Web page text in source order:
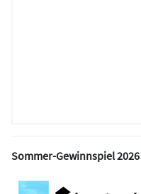
Sommer-Gewinnspiel 2026